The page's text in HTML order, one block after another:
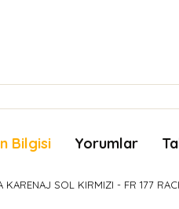
Bilgisi Yorumlar
KARENAJ SOL KIRMIZI - FR 177